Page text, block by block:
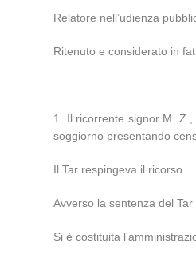
Relatore nell’udienza
Ritenuto e considerato in
1. Il ricorrente signor M.
soggiorno presentando
Il Tar respingeva il ricorso.
Avverso la sentenza del
Si è costituita